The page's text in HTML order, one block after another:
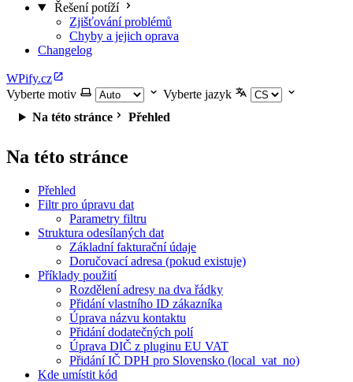
Řešení potíží
Zjišťování problémů
Chyby a jejich oprava
Changelog
WPify.cz
Vyberte motiv
Vyberte jazyk
Na této stránce
Přehled
Na této stránce
Přehled
Filtr pro úpravu dat
Parametry filtru
Struktura odesílaných dat
Základní fakturační údaje
Doručovací adresa (pokud existuje)
Příklady použití
Rozdělení adresy na dva řádky
Přidání vlastního ID zákazníka
Úprava názvu kontaktu
Přidání dodatečných polí
Úprava DIČ z pluginu EU VAT
Přidání IČ DPH pro Slovensko (local_vat_no)
Kde umístit kód